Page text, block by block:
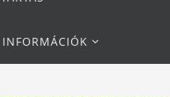
INFORMÁCIÓK